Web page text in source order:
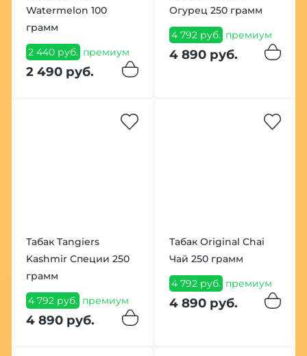
Watermelon 100
грамм
2 440 руб. премиум
2 490 руб.
Огурец 250 грамм
4 792 руб. премиум
4 890 руб.
Табак Tangiers
Kashmir Специи 250
грамм
4 792 руб. премиум
4 890 руб.
Табак Original Chai
Чай 250 грамм
4 792 руб. премиум
4 890 руб.